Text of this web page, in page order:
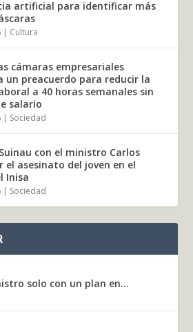
artificial para identificar más
| Cultura
cámaras empresariales
un preacuerdo para reducir la
a 40 horas semanales sin
salario
| Sociedad
con el ministro Carlos
el asesinato del joven en el
Inisa
| Sociedad
solo con un plan en...